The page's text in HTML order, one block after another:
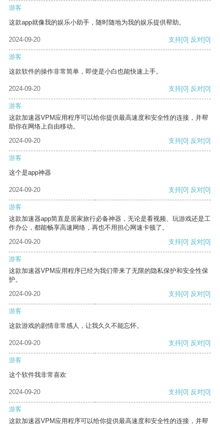
游客
这款app就像我的娱乐小助手，随时随地为我的娱乐提供帮助。
2024-09-20 支持[0] 反对[0]
游客
这款软件的操作非常简单，即使是小白也能快速上手。
2024-09-20 支持[0] 反对[0]
游客
这款加速器VPM应用程序可以给你提供最高速度和安全性的连接，并帮
助你在网络上自由移动。
2024-09-20
支持[0] 反对[0]
游客
这个是app神器
2024-09-20 支持[0] 反对[0]
游客
这款加速器app简直是居家旅行必备神器，无论是看视频、玩游戏还是工
作办公，都能畅享高速网络，再也不用担心网速卡顿了。
2024-09-20
支持[0] 反对[0]
游客
这款加速器VPM应用程序已经为我们带来了无限的隐私保护和安全性保
护。
2024-09-20
支持[0] 反对[0]
游客
这款游戏的剧情非常感人，让我久久不能忘怀。
2024-09-20 支持[0] 反对[0]
游客
这个软件我非常喜欢
2024-09-20 支持[0] 反对[0]
游客
这款加速器VPM应用程序可以给你提供最高速度和安全性的连接，并帮